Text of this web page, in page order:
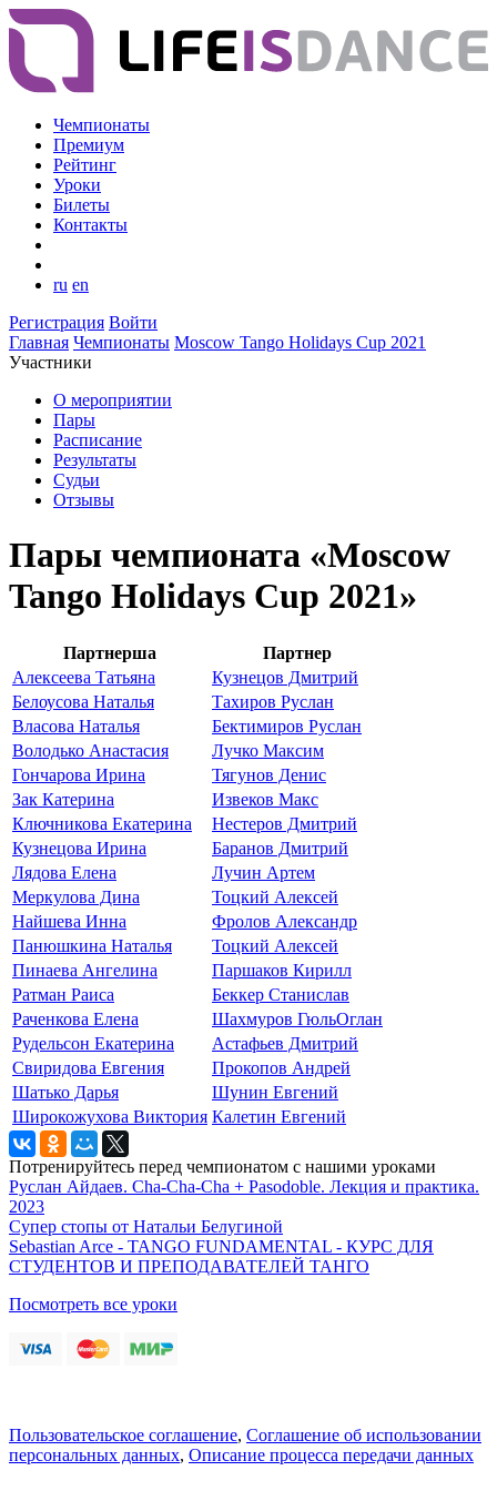
Чемпионаты
Премиум
Рейтинг
Уроки
Билеты
Контакты
ru en
Регистрация Войти
Главная Чемпионаты Moscow Tango Holidays Cup 2021
Участники
О мероприятии
Пары
Расписание
Результаты
Судьи
Отзывы
Пары чемпионата «Moscow
Tango Holidays Cup 2021»
Партнерша
Партнер
Алексеева Татьяна
Кузнецов Дмитрий
Белоусова Наталья
Тахиров Руслан
Власова Наталья
Бектимиров Руслан
Володько Анастасия
Лучко Максим
Гончарова Ирина
Тягунов Денис
Зак Катерина
Извеков Макс
Ключникова Екатерина
Нестеров Дмитрий
Кузнецова Ирина
Баранов Дмитрий
Лядова Елена
Лучин Артем
Меркулова Дина
Тоцкий Алексей
Найшева Инна
Фролов Александр
Панюшкина Наталья
Тоцкий Алексей
Пинаева Ангелина
Паршаков Кирилл
Ратман Раиса
Беккер Станислав
Раченкова Елена
Шахмуров ГюльОглан
Рудельсон Екатерина
Астафьев Дмитрий
Свиридова Евгения
Прокопов Андрей
Шатько Дарья
Шунин Евгений
Широкожухова Виктория Калетин Евгений
Потренируйтесь перед чемпионатом с нашими уроками
Руслан Айдаев. Cha-Cha-Cha + Pasodoble. Лекция и практика.
2023
Супер стопы от Натальи Белугиной
Sebastian Arce - TANGO FUNDAMENTAL - КУРС ДЛЯ
СТУДЕНТОВ И ПРЕПОДАВАТЕЛЕЙ ТАНГО
Посмотреть все уроки
Пользовательское соглашение, Соглашение об использовании
персональных данных, Описание процесса передачи данных